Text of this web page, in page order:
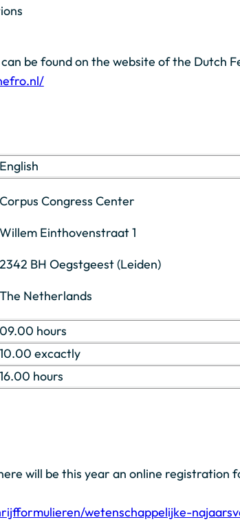
can be found on the website of the Dutch
English
Corpus Congress Center
Willem Einthovenstraat 1
2342 BH Oegstgeest (Leiden)
The Netherlands
09.00 hours
10.00 excactly
16.00 hours
will be this year an online registration
wetenschappelijke-